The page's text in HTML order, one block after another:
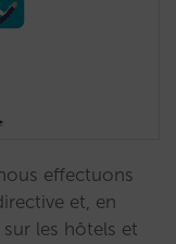
effectuons
et, en
sur les hôtels et